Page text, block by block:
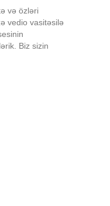
və özləri
vedio vasitəsilə
Biz sizin